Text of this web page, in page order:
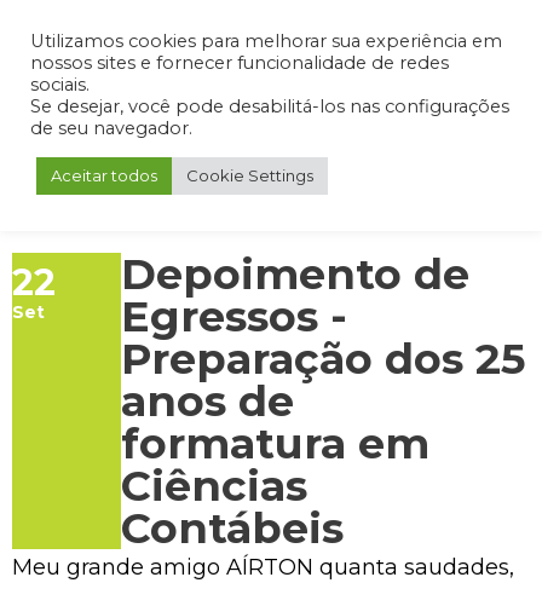
Admin Portal do Aluno Portal do Professor Portal do Coordenador
22
Set
Depoimento de
Egressos -
Preparação dos 25
anos de
formatura em
Ciências
Contábeis
Meu grande amigo AÍRTON quanta saudades,
Utilizamos cookies para melhorar sua experiência em
nossos sites e fornecer funcionalidade de redes
sociais.
Se desejar, você pode desabilitá-los nas configurações
de seu navegador.
Aceitar todos Cookie Settings